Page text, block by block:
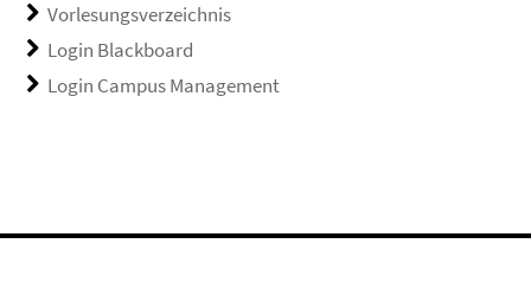
Vorlesungsverzeichnis
Login Blackboard
Login Campus Management